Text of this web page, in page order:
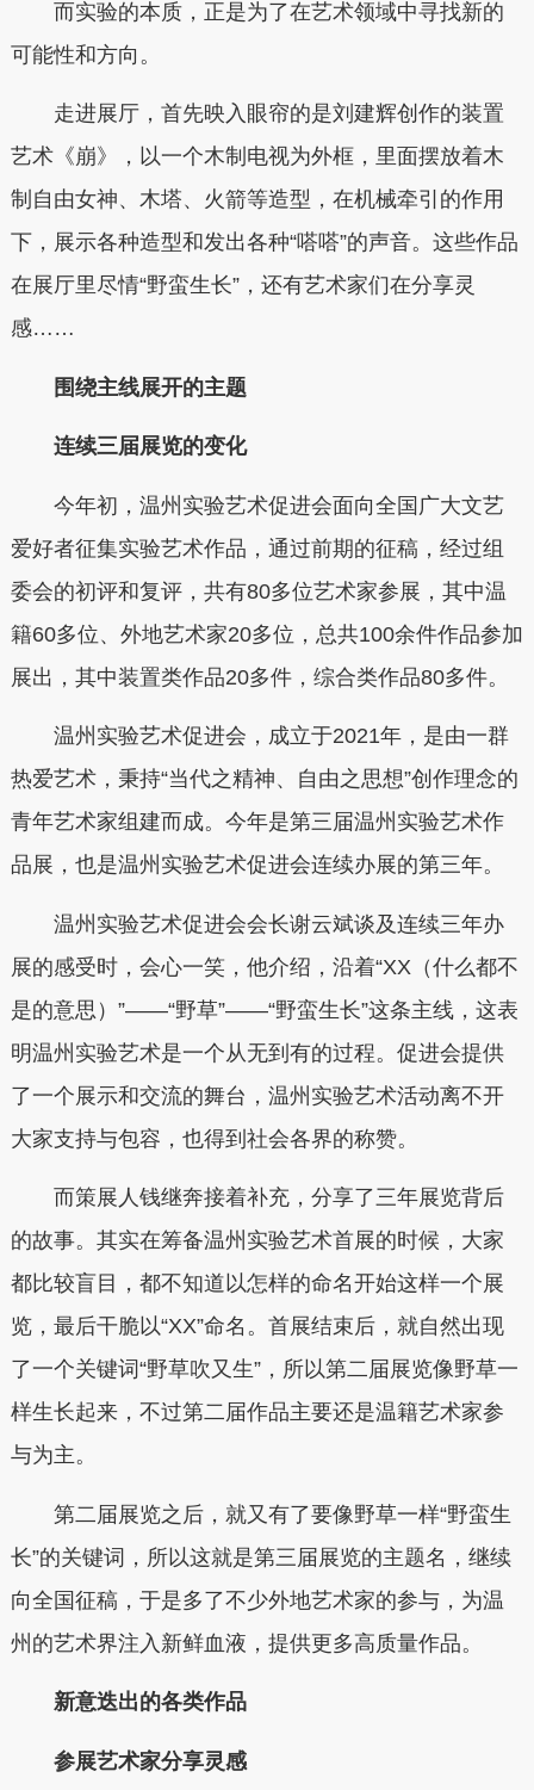
而实验的本质，正是为了在艺术领域中寻找新的
可能性和方向。
走进展厅，首先映入眼帘的是刘建辉创作的装置
艺术《崩》，以一个木制电视为外框，里面摆放着木
制自由女神、木塔、火箭等造型，在机械牵引的作用
下，展示各种造型和发出各种“嗒嗒”的声音。这些作品
在展厅里尽情“野蛮生长”，还有艺术家们在分享灵
感……
围绕主线展开的主题
连续三届展览的变化
今年初，温州实验艺术促进会面向全国广大文艺
爱好者征集实验艺术作品，通过前期的征稿，经过组
委会的初评和复评，共有80多位艺术家参展，其中温
籍60多位、外地艺术家20多位，总共100余件作品参加
展出，其中装置类作品20多件，综合类作品80多件。
温州实验艺术促进会，成立于2021年，是由一群
热爱艺术，秉持“当代之精神、自由之思想”创作理念的
青年艺术家组建而成。今年是第三届温州实验艺术作
品展，也是温州实验艺术促进会连续办展的第三年。
温州实验艺术促进会会长谢云斌谈及连续三年办
展的感受时，会心一笑，他介绍，沿着“XX（什么都不
是的意思）”——“野草”——“野蛮生长”这条主线，这表
明温州实验艺术是一个从无到有的过程。促进会提供
了一个展示和交流的舞台，温州实验艺术活动离不开
大家支持与包容，也得到社会各界的称赞。
而策展人钱继奔接着补充，分享了三年展览背后
的故事。其实在筹备温州实验艺术首展的时候，大家
都比较盲目，都不知道以怎样的命名开始这样一个展
览，最后干脆以“XX”命名。首展结束后，就自然出现
了一个关键词“野草吹又生”，所以第二届展览像野草一
样生长起来，不过第二届作品主要还是温籍艺术家参
与为主。
第二届展览之后，就又有了要像野草一样“野蛮生
长”的关键词，所以这就是第三届展览的主题名，继续
向全国征稿，于是多了不少外地艺术家的参与，为温
州的艺术界注入新鲜血液，提供更多高质量作品。
新意迭出的各类作品
参展艺术家分享灵感